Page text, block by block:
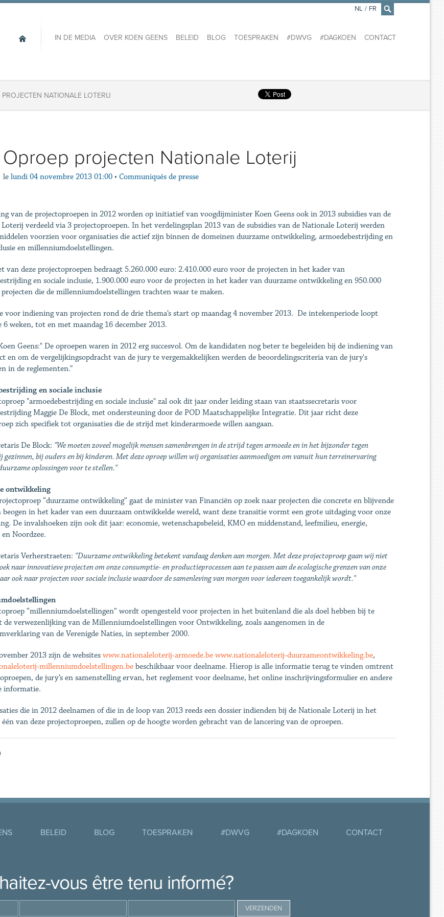
×
IN DE MEDIA OVER KOEN GEENS BELEID BLOG TOESPRAKEN #DWVG #DAGKOEN CONTACT
NL / FR
PROJECTEN NATIONALE LOTERIJ
Oproep projecten Nationale Loterij
le lundi 04 novembre 2013 01:00 • Communiqués de presse
van de projectoproepen in 2012 worden op initiatief van voogdijminister Koen Geens ook in 2013 subsidies van de
verdeeld via 3 projectoproepen. In het verdelingsplan 2013 van de subsidies van de Nationale Loterij werden
voorzien voor organisaties die actief zijn binnen de domeinen duurzame ontwikkeling, armoedebestrijding en
en millenniumdoelstellingen.
van deze projectoproepen bedraagt 5.260.000 euro: 2.410.000 euro voor de projecten in het kader van
en sociale inclusie, 1.900.000 euro voor de projecten in het kader van duurzame ontwikkeling en 950.000
die de millenniumdoelstellingen trachten waar te maken.
voor indiening van projecten rond de drie thema’s start op maandag 4 november 2013. De intekenperiode loopt
6 weken, tot en met maandag 16 december 2013.
Geens:" De oproepen waren in 2012 erg succesvol. Om de kandidaten nog beter te begeleiden bij de indiening van
en om de vergelijkingsopdracht van de jury te vergemakkelijken werden de beoordelingscriteria van de jury's
in de reglementen.”
en sociale inclusie
"armoedebestrijding en sociale inclusie" zal ook dit jaar onder leiding staan van staatssecretaris voor
Maggie De Block, met ondersteuning door de POD Maatschappelijke Integratie. Dit jaar richt deze
zich specifiek tot organisaties die de strijd met kinderarmoede willen aangaan.
De Block: "We moeten zoveel mogelijk mensen samenbrengen in de strijd tegen armoede en in het bijzonder tegen
gezinnen, bij ouders en bij kinderen. Met deze oproep willen wij organisaties aanmoedigen om vanuit hun terreinervaring
oplossingen voor te stellen."
ontwikkeling
“duurzame ontwikkeling” gaat de minister van Financiën op zoek naar projecten die concrete en blijvende
beogen in het kader van een duurzaam ontwikkelde wereld, want deze transitie vormt een grote uitdaging voor onze
De invalshoeken zijn ook dit jaar: economie, wetenschapsbeleid, KMO en middenstand, leefmilieu, energie,
Noordzee.
Verherstraeten: "Duurzame ontwikkeling betekent vandaag denken aan morgen. Met deze projectoproep gaan wij niet
naar innovatieve projecten om onze consumptie- en productieprocessen aan te passen aan de ecologische grenzen van onze
ook naar projecten voor sociale inclusie waardoor de samenleving van morgen voor iedereen toegankelijk wordt."
“millenniumdoelstellingen” wordt opengesteld voor projecten in het buitenland die als doel hebben bij te
de verwezenlijking van de Millenniumdoelstellingen voor Ontwikkeling, zoals aangenomen in de
van de Verenigde Naties, in september 2000.
2013 zijn de websites www.nationaleloterij-armoede.be www.nationaleloterij-duurzameontwikkeling.be,
millenniumdoelstellingen.bebeschikbaar voor deelname. Hierop is alle informatie terug te vinden omtrent
de jury’s en samenstelling ervan, het reglement voor deelname, het online inschrijvingsformulier en andere
informatie.
die in 2012 deelnamen of die in de loop van 2013 reeds een dossier indienden bij de Nationale Loterij in het
van deze projectoproepen, zullen op de hoogte worden gebracht van de lancering van de oproepen.
BELEID BLOG TOESPRAKEN #DWVG #DAGKOEN CONTACT
vous être tenu informé?